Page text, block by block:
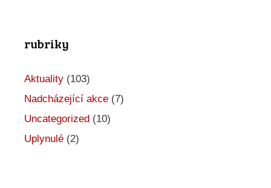
k
e
rubriky
Aktuality (103)
Nadcházející akce (7)
Uncategorized (10)
Uplynulé (2)